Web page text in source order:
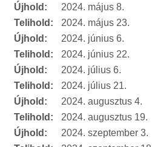
Újhold:
2024. május 8.
Telihold:
2024. május 23.
Újhold:
2024. június 6.
Telihold:
2024. június 22.
Újhold:
2024. július 6.
Telihold:
2024. július 21.
Újhold:
2024. augusztus 4.
Telihold:
2024. augusztus 19.
Újhold:
2024. szeptember 3.